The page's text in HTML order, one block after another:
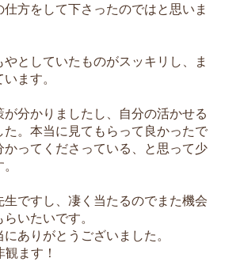
方をして下さったのではと思いま
としていたものがスッキリし、ま
ます。
分かりましたし、自分の活かせる
た。本当に見てもらって良かったで
ってくださっている、と思って少
ですし、凄く当たるのでまた機会
いたいです。
ありがとうございました。
ます！